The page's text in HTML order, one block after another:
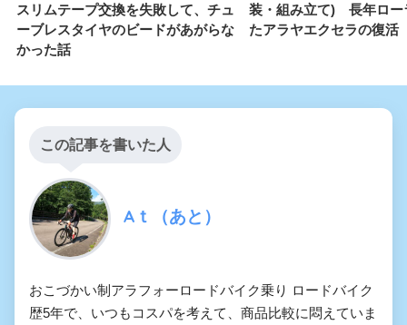
スリムテープ交換を失敗して、チュ
ーブレスタイヤのビードがあがらな
かった話
装・組み立て) 長年ロー
たアラヤエクセラの復活
この記事を書いた人
Aｔ（あと）
おこづかい制アラフォーロードバイク乗り ロードバイク
歴5年で、いつもコスパを考えて、商品比較に悶えていま